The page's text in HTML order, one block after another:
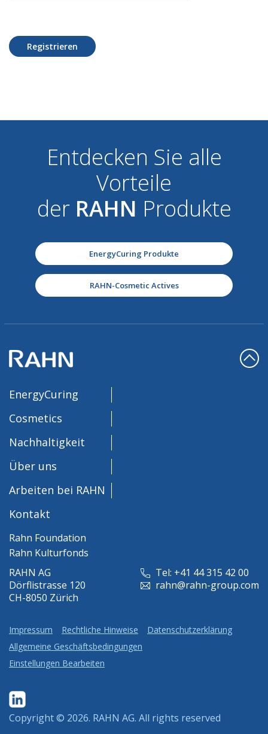
Registrieren
Entdecken Sie alle
Vorteile
der RAHN Produkte
EnergyCuring Produkte
RAHN-Cosmetic Actives
RAHN AG
Dörflistrasse 120
CH-8050 Zürich
Tel: +41 44 315 42 00
rahn@rahn-group.com
EnergyCuring
Cosmetics
Nachhaltigkeit
Über uns
Arbeiten bei RAHN
Kontakt
Rahn Foundation
Rahn Kulturfonds
Impressum Rechtliche Hinweise
Datenschutzerklärung
Allgemeine Geschäftsbedingungen
Einstellungen Bearbeiten
Copyright © 2026. RAHN AG. All rights reserved